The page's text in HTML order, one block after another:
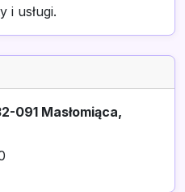
i usługi.
091 Masłomiąca,